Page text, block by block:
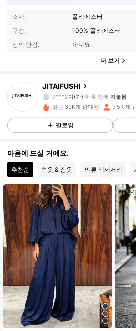
소재:
폴리에스터
구성:
100% 폴리에스터
상의 안감:
아니요
더 보기
JITAIFUSHI
4.81
1.9K 팔로워
d***2이(가) 하루 전에 지불됨
4.81 1.9K 팔로워
4.81 1.9K 팔로워
4.81 1.9K 팔로워
4.81 1.9K 팔로워
1.9K 팔로워
4.81 1.9K 팔로워
4.81 1.9K 팔로워
최근 39K개 판매됨 7.5K 재
팔로잉
마음에 드실 거예요.
추천순 속옷 & 잠옷 의류 액세서리